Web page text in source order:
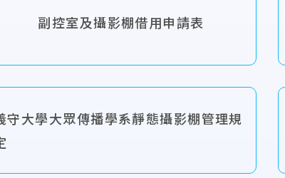
副控室及攝影棚借用申請表
守大學大眾傳播學系靜態攝影棚管理規